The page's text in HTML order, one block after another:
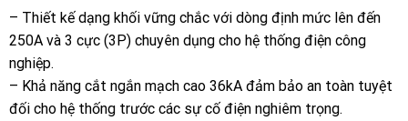
– Thiết kế dạng khối vững chắc với dòng định mức lên đến
250A và 3 cực (3P) chuyên dụng cho hệ thống điện công
nghiệp.
– Khả năng cắt ngắn mạch cao 36kA đảm bảo an toàn tuyệt
đối cho hệ thống trước các sự cố điện nghiêm trọng.